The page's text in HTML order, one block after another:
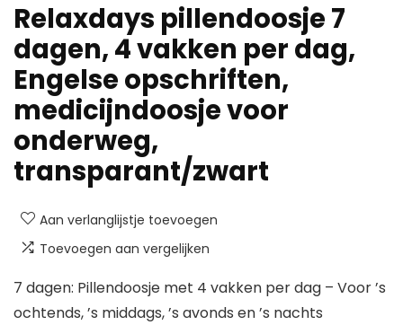
Relaxdays pillendoosje 7
dagen, 4 vakken per dag,
Engelse opschriften,
medicijndoosje voor
onderweg,
transparant/zwart
Aan verlanglijstje toevoegen
Toevoegen aan vergelijken
7 dagen: Pillendoosje met 4 vakken per dag – Voor ’s
ochtends, ’s middags, ’s avonds en ’s nachts